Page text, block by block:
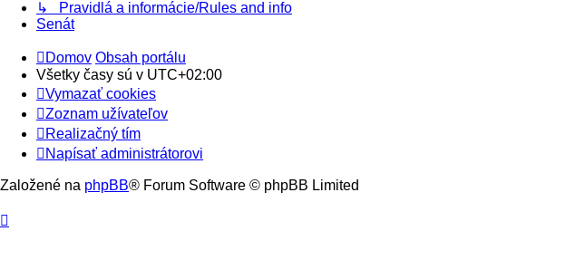
↳ Pravidlá a informácie/Rules and info
Senát
Domov Obsah portálu
Všetky časy sú v UTC+02:00
Vymazať cookies
Zoznam užívateľov
Realizačný tím
Napísať administrátorovi
Založené na phpBB® Forum Software © phpBB Limited